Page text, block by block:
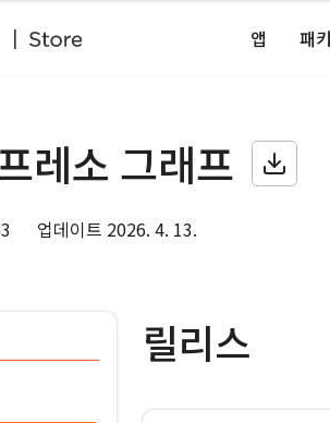
앱 패
레소 그래프
업데이트 2026. 4. 13.
릴리스